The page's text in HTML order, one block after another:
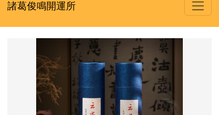
諸葛俊鳴開運所